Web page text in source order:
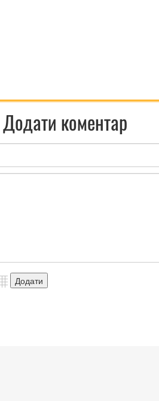
Додати коментар